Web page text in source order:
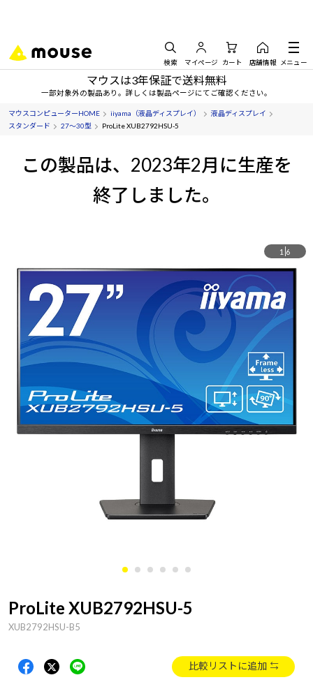
検索 マイページ カート 店舗情報 メニュー
マウスは3年保証で送料無料
一部対象外の製品あり。詳しくは製品ページにてご確認ください。
マウスコンピューターHOME iiyama（液晶ディスプレイ）
液晶ディスプレイ
スタンダード
27～30型 ProLite XUB2792HSU-5
この製品は、2023年2月に生産を
終了しました。
1 6
ProLite XUB2792HSU-5
XUB2792HSU-B5
比較リストに追加